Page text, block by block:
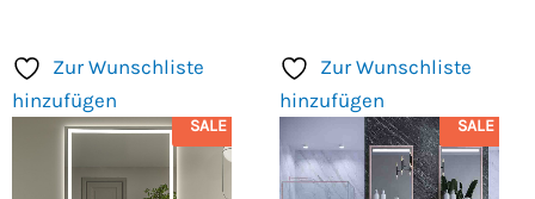
Zur Wunschliste
hinzufügen
SALE
Zur Wunschliste
hinzufügen
SALE